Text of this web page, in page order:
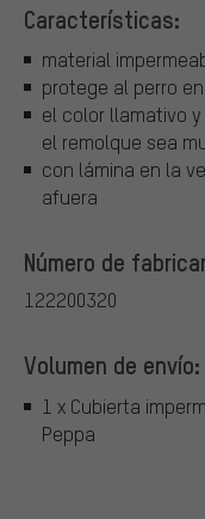
Características:
material
protege al perro
el color llamativo
el remolque sea
con lámina en la
afuera
Número de
122200320
Volumen de envío:
1 x Cubierta
Peppa